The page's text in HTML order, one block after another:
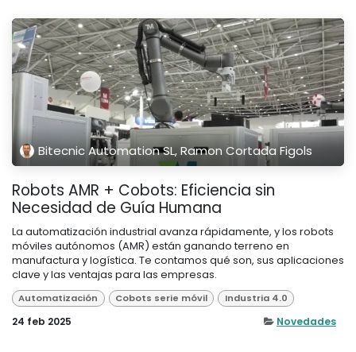
Bitecnic Automation SL, Ramon Cortada Figols
Robots AMR + Cobots: Eficiencia sin
Necesidad de Guía Humana​
La automatización industrial avanza rápidamente, y los robots
móviles autónomos (AMR) están ganando terreno en
manufactura y logística. Te contamos qué son, sus aplicaciones
clave y las ventajas para las empresas.
Automatización Cobots serie móvil Industria 4.0
24 feb 2025 Novedades